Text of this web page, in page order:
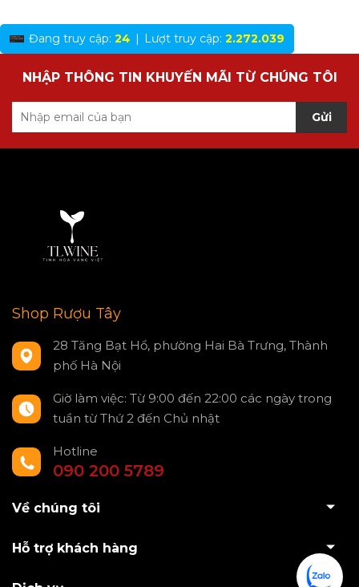
Đang truy cập: 24 | Lượt truy cập: 2.272.039
NHẬP THÔNG TIN KHUYẾN MÃI TỪ CHÚNG TÔI
Gửi
Shop Rượu Tây
28 Tăng Bạt Hổ, phường Hai Bà Trưng, Thành
phố Hà Nội
Giờ làm việc: Từ 9:00 đến 22:00 các ngày trong
tuần từ Thứ 2 đến Chủ nhật
Hotline
090 200 5789
Về chúng tôi
Hỗ trợ khách hàng